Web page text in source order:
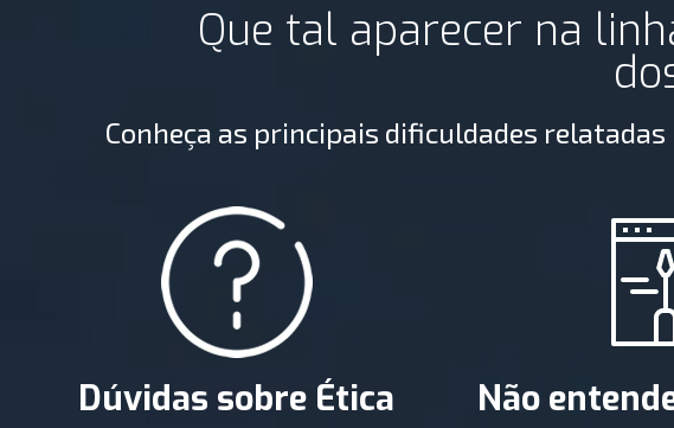
Que tal aparecer na
Conheça as principais dificuldades
Dúvidas sobre Ética Não